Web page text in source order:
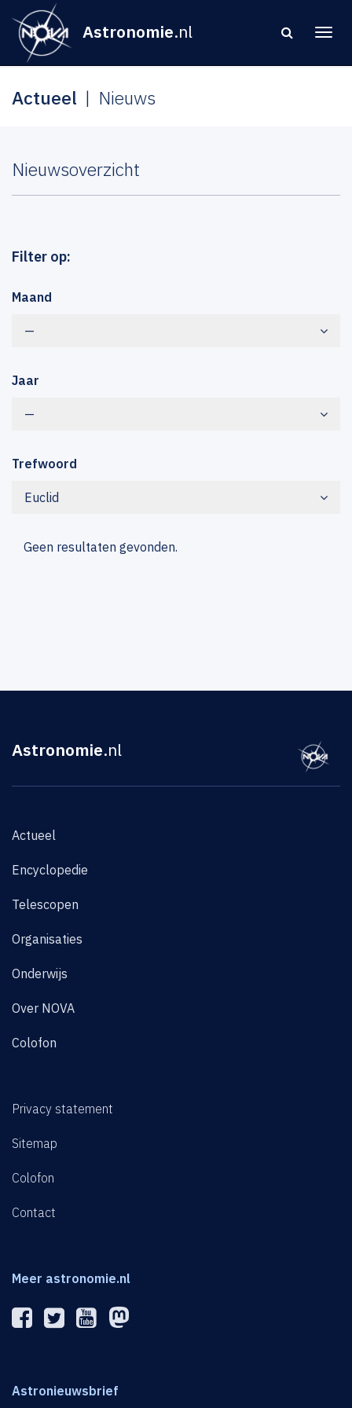
Astronomie.nl
Actueel Nieuws
Nieuwsoverzicht
Filter op:
Maand
—
Jaar
—
Trefwoord
Euclid
Geen resultaten gevonden.
Astronomie.nl
Actueel
Encyclopedie
Telescopen
Organisaties
Onderwijs
Over NOVA
Colofon
Privacy statement
Sitemap
Colofon
Contact
Meer astronomie.nl
Astronieuwsbrief